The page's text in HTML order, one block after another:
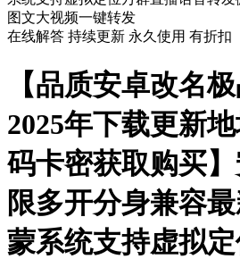
在线解答 持续更新 永久使用 有折扣
【品质安卓改名
2025年下载更新
码卡密获取购买
限多开分身兼容
蒙系统支持虚拟